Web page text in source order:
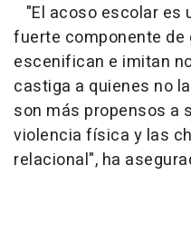
"El acoso escolar es
fuerte componente de
escenifican e imitan
castiga a quienes no
son más propensos a
violencia física y las
relacional", ha